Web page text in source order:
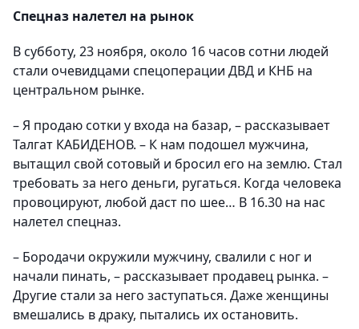
Спецназ налетел на рынок
В субботу, 23 ноября, около 16 часов сотни людей
стали очевидцами спецоперации ДВД и КНБ на
центральном рынке.
– Я продаю сотки у входа на базар, – рассказывает
Талгат КАБИДЕНОВ. – К нам подошел мужчина,
вытащил свой сотовый и бросил его на землю. Стал
требовать за него деньги, ругаться. Когда человека
провоцируют, любой даст по шее… В 16.30 на нас
налетел спецназ.
– Бородачи окружили мужчину, свалили с ног и
начали пинать, – рассказывает продавец рынка. –
Другие стали за него заступаться. Даже женщины
вмешались в драку, пытались их остановить.